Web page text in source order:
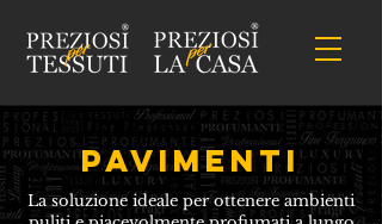
PAVIMENTI
La soluzione ideale per ottenere ambienti